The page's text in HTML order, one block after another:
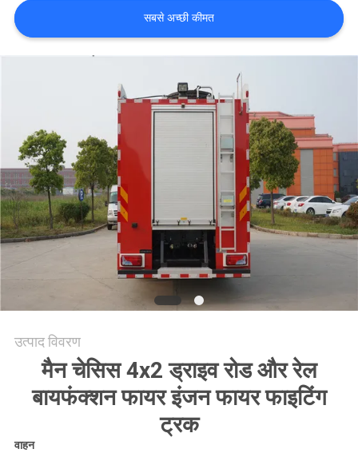
साइटमैप
सबसे अच्छी कीमत
उत्पाद विवरण
मैन चेसिस 4x2 ड्राइव रोड और रेल
बायफंक्शन फायर इंजन फायर फाइटिंग
ट्रक
वाहन